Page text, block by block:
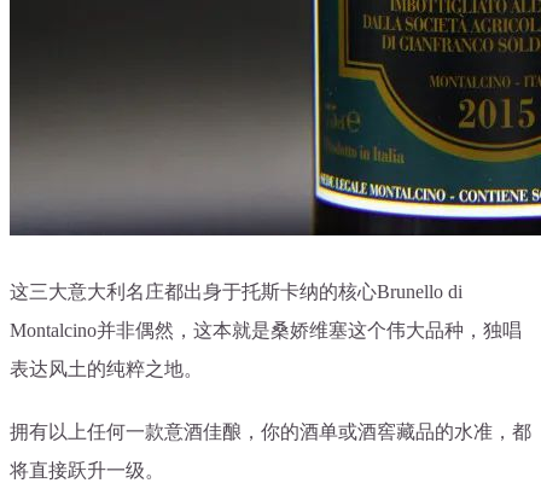
这三大意大利名庄都出身于托斯卡纳的核心Brunello di
Montalcino并非偶然，这本就是桑娇维塞这个伟大品种，独唱
表达风土的纯粹之地。
拥有以上任何一款意酒佳酿，你的酒单或酒窖藏品的水准，都
将直接跃升一级。